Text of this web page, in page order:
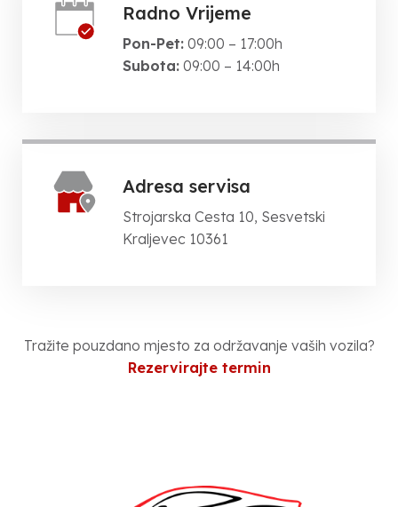
Radno Vrijeme
Pon-Pet: 09:00 – 17:00h
Subota: 09:00 – 14:00h
Adresa servisa
Strojarska Cesta 10, Sesvetski
Kraljevec 10361
Tražite pouzdano mjesto za održavanje vaših vozila?
Rezervirajte termin